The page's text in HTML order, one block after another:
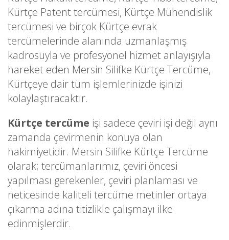
Kürtçe Patent tercümesi, Kürtçe Mühendislik
tercümesi ve birçok Kürtçe evrak
tercümelerinde alanında uzmanlaşmış
kadrosuyla ve profesyonel hizmet anlayışıyla
hareket eden Mersin Silifke Kürtçe Tercüme,
Kürtçeye dair tüm işlemlerinizde işinizi
kolaylaştıracaktır.
Kürtçe tercüme işi sadece çeviri işi değil aynı
zamanda çevirmenin konuya olan
hakimiyetidir. Mersin Silifke Kürtçe Tercüme
olarak; tercümanlarımız, çeviri öncesi
yapılması gerekenler, çeviri planlaması ve
neticesinde kaliteli tercüme metinler ortaya
çıkarma adına titizlikle çalışmayı ilke
edinmişlerdir.